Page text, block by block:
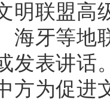
明联盟高
海牙等地
发表讲话
方为促进